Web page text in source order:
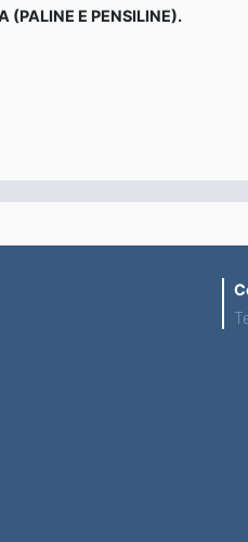
(PALINE E PENSILINE).